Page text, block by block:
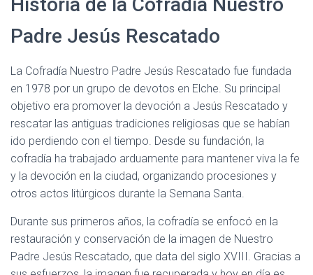
Padre Jesús Rescatado
La Cofradía Nuestro Padre Jesús Rescatado fue fundada
en 1978 por un grupo de devotos en Elche. Su principal
objetivo era promover la devoción a Jesús Rescatado y
rescatar las antiguas tradiciones religiosas que se habían
ido perdiendo con el tiempo. Desde su fundación, la
cofradía ha trabajado arduamente para mantener viva la fe
y la devoción en la ciudad, organizando procesiones y
otros actos litúrgicos durante la Semana Santa.
Durante sus primeros años, la cofradía se enfocó en la
restauración y conservación de la imagen de Nuestro
Padre Jesús Rescatado, que data del siglo XVIII. Gracias a